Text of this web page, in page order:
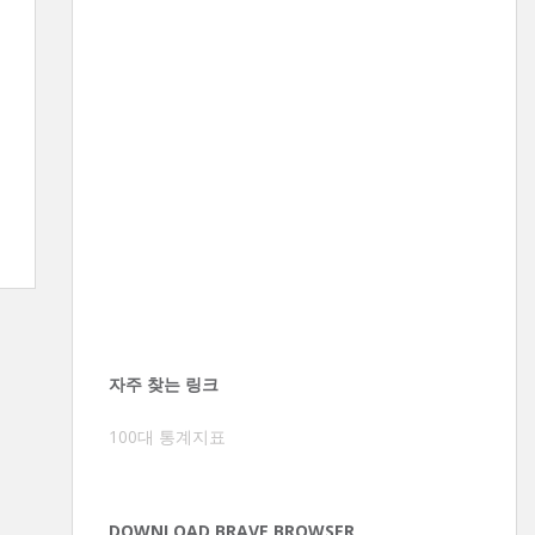
자주 찾는 링크
100대 통계지표